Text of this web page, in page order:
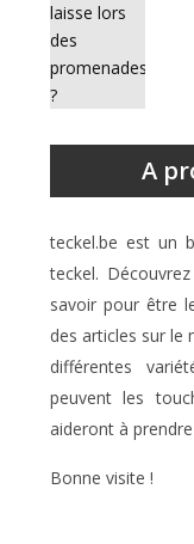
A
teckel.be est un
teckel.
savoir pour être
des articles sur le
différentes
peuvent les
aideront à
Bonne visite !